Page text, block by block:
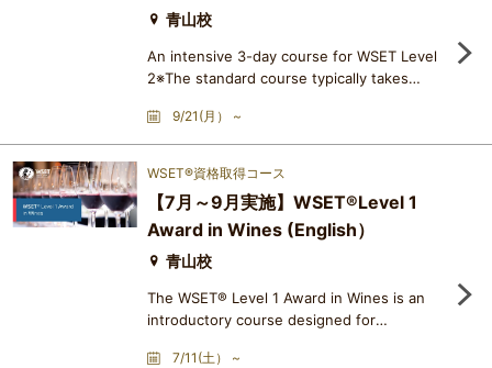
らにテイスティングについても
Looking behind the label～
青山校
An intensive 3-day course for WSET Level
2※The standard course typically takes
recommended for those who live far away
and find it difficult to attend regular
classes, those with busy schedules, or
certification course or WSET Level 3 in the
future. In just three days, you can gain a
comprehensive understanding of wine
9/21(月） ~
WSET®資格取得コース
【7月～9月実施】WSET®Level 1
Award in Wines (English）
青山校
The WSET® Level 1 Award in Wines is an
introductory course designed for
those with a general interest in the field. It
7/11(土） ~